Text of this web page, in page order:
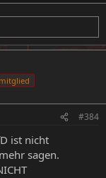
#384
ist nicht
sagen.